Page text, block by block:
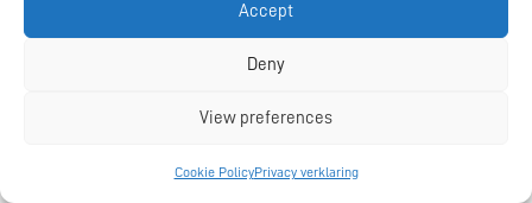
Accept
Deny
View preferences
Cookie PolicyPrivacy verklaring